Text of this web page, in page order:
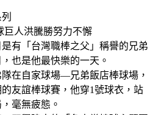
巨人洪騰勝努力不懈
是有「台灣職棒之父」稱譽的兄弟
也是他最快樂的一天。
在自家球場—兄弟飯店棒球場，
友誼棒球賽，他穿1號球衣，站
毫無疲態。